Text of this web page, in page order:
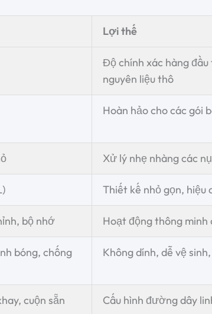
Lợi thế
Độ chính xác hàng
nguyên liệu thô
Hoàn hảo cho các gói
Xử lý nhẹ nhàng các
Thiết kế nhỏ gọn, hiệu
bộ nhớ Hoạt động thông minh
bóng, chống
Không dính, dễ vệ
cuộn sẵn Cấu hình đường dây